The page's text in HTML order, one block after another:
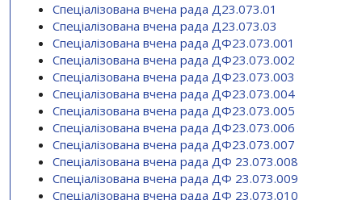
Спеціалізована вчена рада Д23.073.01
Спеціалізована вчена рада Д23.073.03
Спеціалізована вчена рада ДФ23.073.001
Спеціалізована вчена рада ДФ23.073.002
Спеціалізована вчена рада ДФ23.073.003
Спеціалізована вчена рада ДФ23.073.004
Спеціалізована вчена рада ДФ23.073.005
Спеціалізована вчена рада ДФ23.073.006
Спеціалізована вчена рада ДФ23.073.007
Спеціалізована вчена рада ДФ 23.073.008
Спеціалізована вчена рада ДФ 23.073.009
Спеціалізована вчена рада ДФ 23.073.010